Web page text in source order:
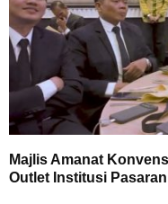
Majlis Amanat
Outlet Institusi